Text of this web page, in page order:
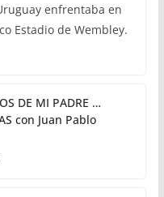
enfrentaba en
Estadio de Wembley.
DE MI PADRE …
con Juan Pablo